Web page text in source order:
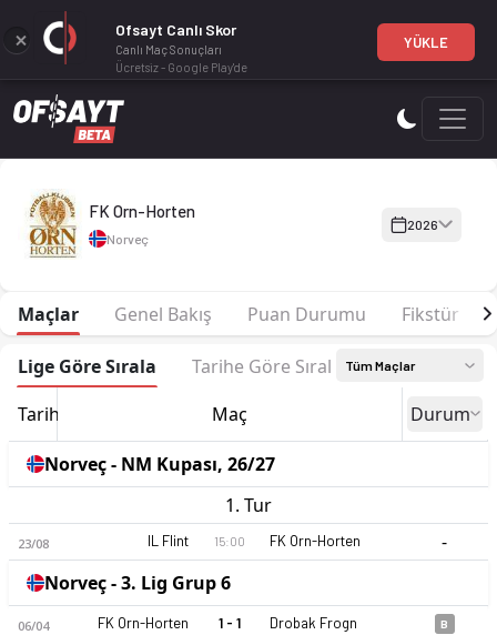
FK Orn-Horten 2026 sezonu | 3. Lig Grup 6'de 7. sırada,
FK Orn-Horten
Norveç
2026
Maçlar Genel Bakış Puan Durumu Fikstür
Lige Göre Sırala Tarihe Göre Sırala Tüm Maçlar
Tarih Maç Durum
Norveç - NM Kupası, 26/27
1. Tur
23/08 IL Flint 15:00 FK Orn-Horten
-
Norveç - 3. Lig Grup 6
06/04 FK Orn-Horten 1 - 1 Drobak Frogn B
Ofsayt Canlı Skor
Canlı Maç Sonuçları
Ücretsiz - Google Play'de
YÜKLE